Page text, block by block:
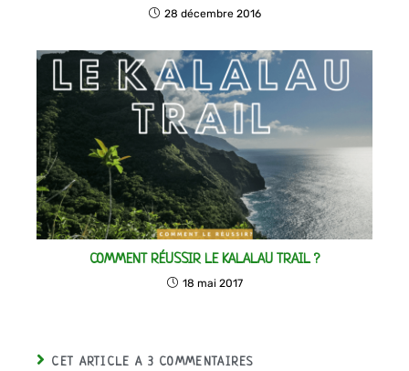
28 décembre 2016
COMMENT RÉUSSIR LE KALALAU TRAIL ?
18 mai 2017
CET ARTICLE A 3 COMMENTAIRES